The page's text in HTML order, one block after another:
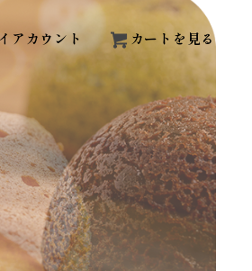
アカウント カートを見る